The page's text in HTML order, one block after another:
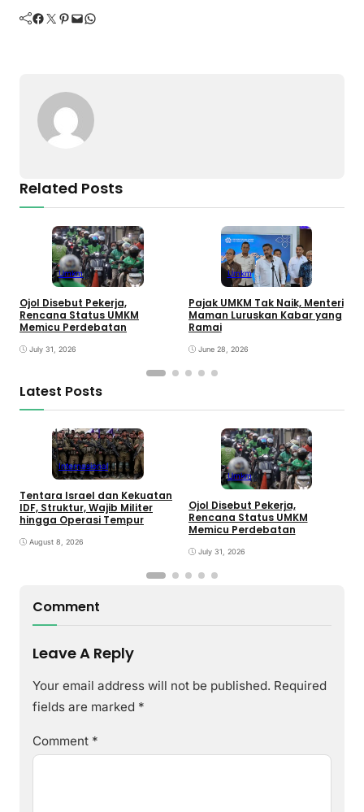
Facebook Twitter Pinterest Mail WhatsApp
Related Posts
Umkm
Ojol Disebut Pekerja,
Rencana Status UMKM
Memicu Perdebatan
July 31, 2026
Umkm
Pajak UMKM Tak Naik, Menteri
Maman Luruskan Kabar yang
Ramai
June 28, 2026
Latest Posts
Internasional
Tentara Israel dan Kekuatan
IDF, Struktur, Wajib Militer
hingga Operasi Tempur
August 8, 2026
Umkm
Ojol Disebut Pekerja,
Rencana Status UMKM
Memicu Perdebatan
July 31, 2026
Comment
Leave A Reply
Your email address will not be published. Required
fields are marked *
Comment *